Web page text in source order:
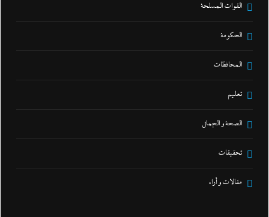
القوات المسلحة
الحكومة
المحافظات
تعليم
الصحة و الجمال
تحقيقات
مقالات و أراء